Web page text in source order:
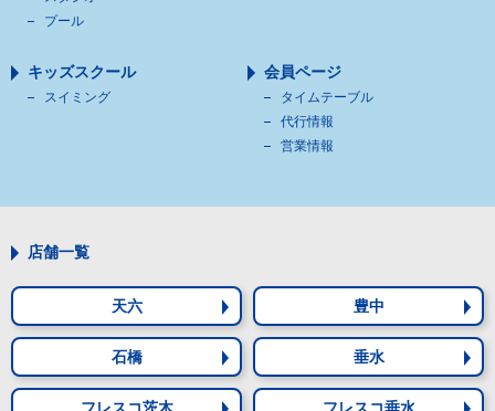
プール
キッズスクール
スイミング
会員ページ
タイムテーブル
代行情報
営業情報
店舗一覧
天六 豊中
石橋 垂水
フレスコ茨木 フレスコ垂水